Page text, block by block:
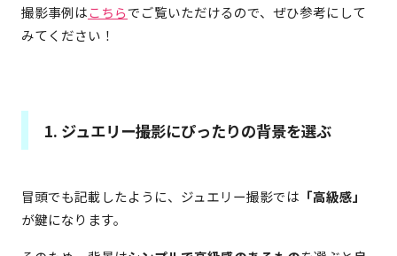
撮影事例はこちらでご覧いただけるので、ぜひ参考にして
みてください！
1. ジュエリー撮影にぴったりの背景を選ぶ
冒頭でも記載したように、ジュエリー撮影では 「高級感」
が鍵になります。